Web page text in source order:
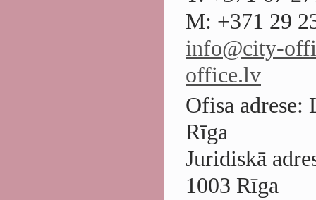
M: +371 29
info@city-
office.lv
Ofisa adrese:
Rīga
Juridiskā
1003 Rīga